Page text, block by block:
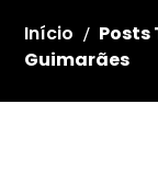
Início
Posts
Guimarães